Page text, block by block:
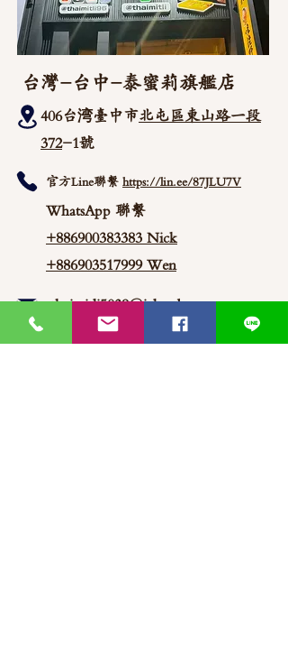
台灣-台中-泰蜜莉旗艦店
406台湾臺中市北屯區東山路一段
372-1號
官方Line聯繫 https://lin.ee/87JLU7V
WhatsApp 聯繫
+886900383383 Nick
+886903517999 Wen
thaimitli5039@icloud.com